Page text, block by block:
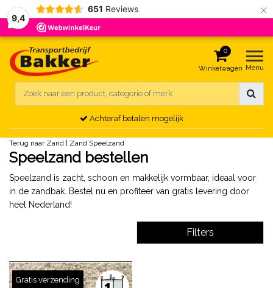
9,4
651 Reviews ×
0
Winkelwagen Menu
Achteraf betalen mogelijk
Terug naar Zand Zand Speelzand
Speelzand bestellen
Speelzand is zacht, schoon en makkelijk vormbaar, ideaal voor
in de zandbak. Bestel nu en profiteer van gratis levering door
heel Nederland!
Filters
Gratis verzending